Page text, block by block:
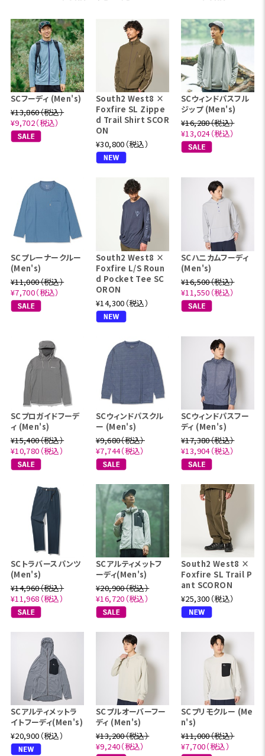
SCフーディ (Men's)
¥13,860（税込）
¥9,702（税込）
South2 West8 ×
Foxfire SL Zippe
d Trail Shirt SCOR
ON
¥30,800（税込）
SCウィンドパスフル
ジップ (Men's)
¥16,280（税込）
¥13,024（税込）
SCプレーナークルー
(Men's)
¥11,000（税込）
¥7,700（税込）
South2 West8 ×
Foxfire L/S Roun
d Pocket Tee SC
ORON
¥14,300（税込）
SCハニカムフーディ
(Men's)
¥16,500（税込）
¥11,550（税込）
SCプロガイドフーデ
ィ (Men's)
¥15,400（税込）
¥10,780（税込）
SCウィンドパスクル
ー (Men's)
¥9,680（税込）
¥7,744（税込）
SCウィンドパスフー
ディ (Men's)
¥17,380（税込）
¥13,904（税込）
SCトラバースパンツ
(Men's)
¥14,960（税込）
¥11,968（税込）
SCアルティメットフ
ーディ(Men's)
¥20,900（税込）
¥16,720（税込）
South2 West8 ×
Foxfire SL Trail P
ant SCORON
¥25,300（税込）
SCアルティメットラ
イトフーディ(Men's)
¥20,900（税込）
SCプルオーバーフー
ディ (Men's)
¥13,200（税込）
¥9,240（税込）
SCプリモクルー (Me
n's)
¥11,000（税込）
¥7,700（税込）